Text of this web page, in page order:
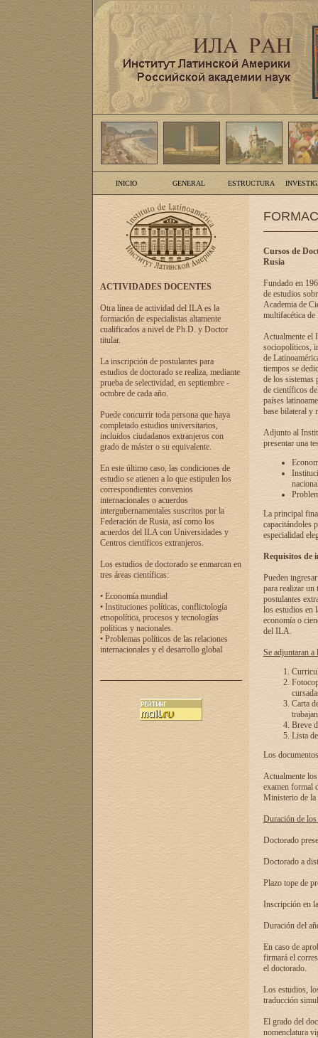
INICIO GENERAL ESTRUCTURA
ACTIVIDADES DOCENTES
Otra línea de actividad del ILA es la
formación de especialistas altamente
cualificados a nivel de Ph.D. y Doctor
titular.
La inscripción de postulantes para
estudios de doctorado se realiza, mediante
prueba de selectividad, en septiembre -
octubre de cada año.
Puede concurrir toda persona que haya
completado estudios universitarios,
incluidos ciudadanos extranjeros con
grado de máster o su equivalente.
En este último caso, las condiciones de
estudio se atienen a lo que estipulen los
correspondientes convenios
internacionales o acuerdos
intergubernamentales suscritos por la
Federación de Rusia, así como los
acuerdos del ILA con Universidades y
Centros científicos extranjeros.
Los estudios de doctorado se enmarcan en
tres áreas científicas:
• Economía mundial
• Instituciones políticas, conflictología
etnopolítica, procesos y tecnologías
políticas y nacionales.
• Problemas políticos de las relaciones
internacionales y el desarrollo global
Cursos de
Rusia
Fundado en
de estudios
Academia de
multifacética de
Actualmente el
sociopolíticos,
de
tiempos se
de los sistemas
de científicos
países
base bilateral y
Adjunto al
presentar una
La principal
capacitándoles
especialidad
Requisitos de
Pueden
para realizar un
postulantes
los estudios en
economía o
del ILA.
Se adjuntaran a
Carta
Breve
Lista
Los
Actualmente
examen formal
Ministerio de la
Duración de
Doctorado
Doctorado a
Plazo tope de
Inscripción en
Duración del
En caso de
firmará el
el doctorado.
Los estudios,
traducción
El grado del
nomenclatura